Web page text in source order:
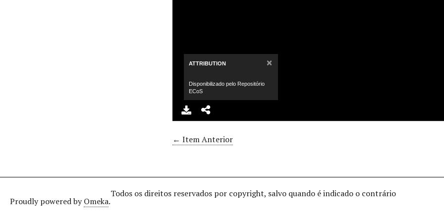
ATTRIBUTION ×
Disponibilizado pelo Repositório
ECoS
← Item Anterior
Todos os direitos reservados por copyright, salvo quando é indicado o contrário
Proudly powered byOmeka.